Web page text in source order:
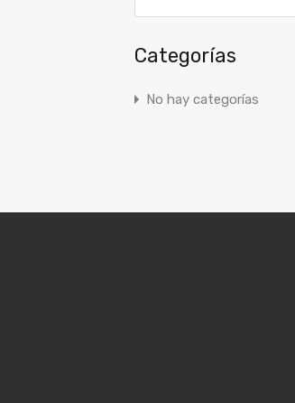
Categorías
No hay categorías